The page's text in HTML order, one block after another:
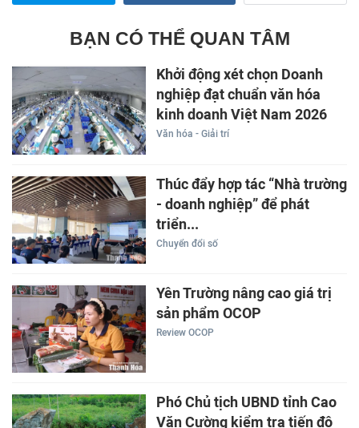
BẠN CÓ THỂ QUAN TÂM
Khởi động xét chọn Doanh
nghiệp đạt chuẩn văn hóa
kinh doanh Việt Nam 2026
Văn hóa - Giải trí
Thúc đẩy hợp tác “Nhà trường
- doanh nghiệp” để phát
triển...
Chuyển đổi số
Yên Trường nâng cao giá trị
sản phẩm OCOP
Review OCOP
Phó Chủ tịch UBND tỉnh Cao
Văn Cường kiểm tra tiến độ